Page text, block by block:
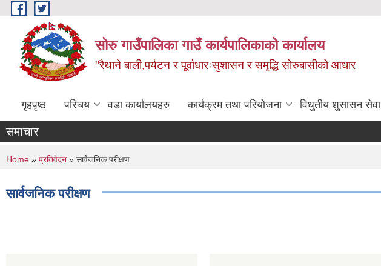
Skip to main content
सोरु गाउँपालिका गाउँ कार्यपालिकाको कार्यालय
"रैथाने बाली,पर्यटन र पूर्वाधारःसुशासन र समृद्धि सोरुबासीको आधार
गृहपृष्ठ परिचय वडा कार्यालयहरु कार्यक्रम तथा परियोजना विधुतीय शुसासन सेवा
समाचार
You are here
Home » प्रतिवेदन » सार्वजनिक परीक्षण
सार्वजनिक परीक्षण